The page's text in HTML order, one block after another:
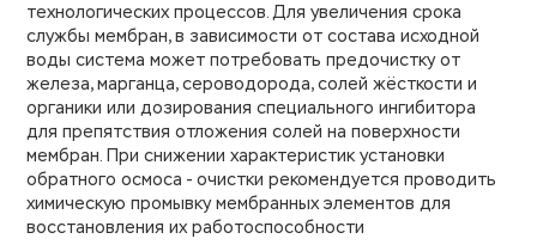
технологических процессов. Для увеличения срока
службы мембран, в зависимости от состава исходной
воды система может потребовать предочистку от
железа, марганца, сероводорода, солей жёсткости и
органики или дозирования специального ингибитора
для препятствия отложения солей на поверхности
мембран. При снижении характеристик установки
обратного осмоса - очистки рекомендуется проводить
химическую промывку мембранных элементов для
восстановления их работоспособности